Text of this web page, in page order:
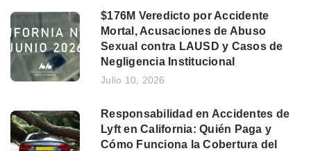
$176M Veredicto por Accidente
Mortal, Acusaciones de Abuso
Sexual contra LAUSD y Casos de
Negligencia Institucional
Julio 10, 2026
Responsabilidad en Accidentes de
Lyft en California: Quién Paga y
Cómo Funciona la Cobertura del